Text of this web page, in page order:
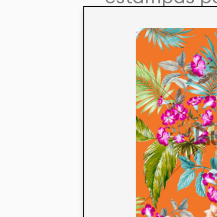
aos seus
linha de
mercados.
acabados
digital.